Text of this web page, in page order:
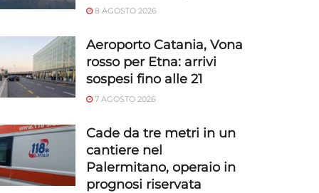
8 AGOSTO 2026
Aeroporto Catania, Vona
rosso per Etna: arrivi
sospesi fino alle 21
7 AGOSTO 2026
Cade da tre metri in un
cantiere nel
Palermitano, operaio in
prognosi riservata